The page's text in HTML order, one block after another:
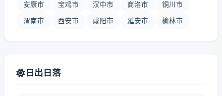
安康市 宝鸡市 汉中市 商洛市 铜川市
渭南市 西安市 咸阳市 延安市 榆林市
日出日落